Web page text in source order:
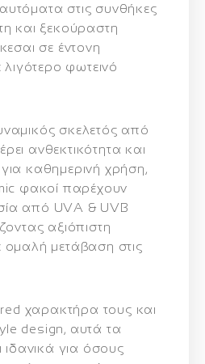
στις συνθήκες
και ξεκούραστη
σε έντονη
λιγότερο φωτεινό
σκελετός από
ανθεκτικότητα και
καθημερινή χρήση,
φακοί παρέχουν
από UVA & UVB
αξιόπιστη
ομαλή μετάβαση στις
χαρακτήρα τους και
design, αυτά τα
ιδανικά για όσους